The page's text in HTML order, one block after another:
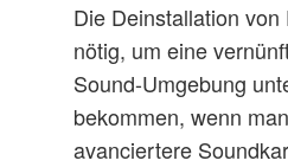
Die Deinstallation
nötig, um eine
Sound-Umgebung
bekommen, wenn
avanciertere